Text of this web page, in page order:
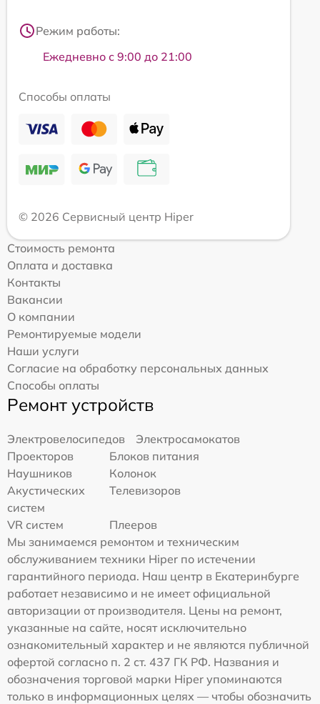
Режим работы:
Ежедневно с 9:00 до 21:00
Способы оплаты
© 2026 Сервисный центр Hiper
Стоимость ремонта
Оплата и доставка
Контакты
Вакансии
О компании
Ремонтируемые модели
Наши услуги
Согласие на обработку персональных данных
Способы оплаты
Ремонт устройств
Электровелосипедов
Электросамокатов
Проекторов
Блоков питания
Наушников
Колонок
Акустических
систем
Телевизоров
VR систем
Плееров
Мы занимаемся ремонтом и техническим
обслуживанием техники Hiper по истечении
гарантийного периода. Наш центр в Екатеринбурге
работает независимо и не имеет официальной
авторизации от производителя. Цены на ремонт,
указанные на сайте, носят исключительно
ознакомительный характер и не являются публичной
офертой согласно п. 2 ст. 437 ГК РФ. Названия и
обозначения торговой марки Hiper упоминаются
только в информационных целях — чтобы обозначить